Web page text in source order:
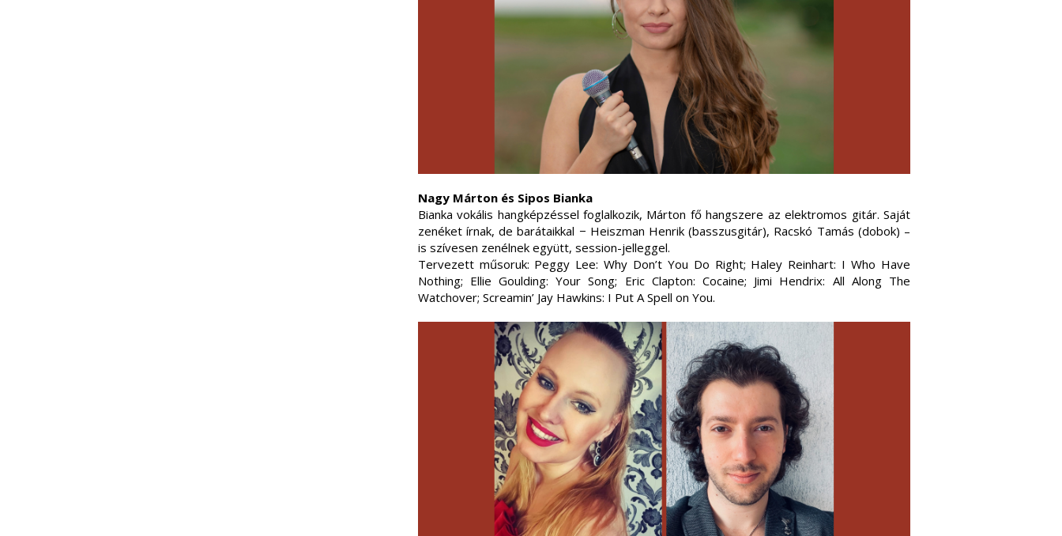
Nagy Márton és Sipos Bianka
Bianka vokális hangképzéssel foglalkozik, Márton fő hangszere az elektromos gitár. Saját
zenéket írnak, de barátaikkal − Heiszman Henrik (basszusgitár), Racskó Tamás (dobok) –
is szívesen zenélnek együtt, session-jelleggel.
Tervezett műsoruk: Peggy Lee: Why Don’t You Do Right; Haley Reinhart: I Who Have
Nothing; Ellie Goulding: Your Song; Eric Clapton: Cocaine; Jimi Hendrix: All Along The
Watchover; Screamin’ Jay Hawkins: I Put A Spell on You.